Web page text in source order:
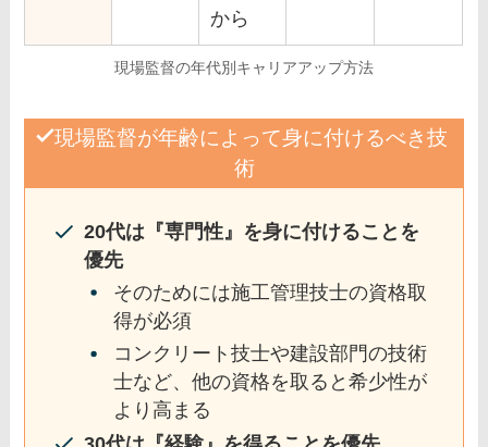
から
現場監督の年代別キャリアアップ方法
現場監督が年齢によって身に付けるべき技
術
20代は『専門性』を身に付けることを
優先
そのためには施工管理技士の資格取
得が必須
コンクリート技士や建設部門の技術
士など、他の資格を取ると希少性が
より高まる